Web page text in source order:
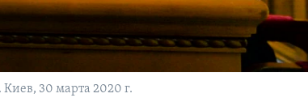
30 марта 2020 г.